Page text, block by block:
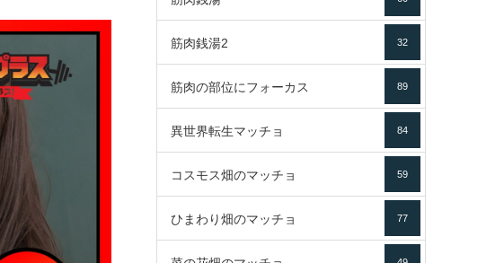
筋肉銭湯2 32
筋肉の部位にフォーカス 89
異世界転生マッチョ 84
コスモス畑のマッチョ 59
ひまわり畑のマッチョ 77